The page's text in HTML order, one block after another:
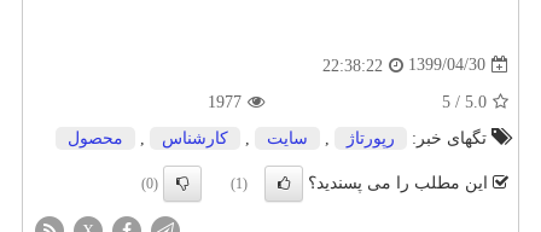
1399/04/30
22:38:22
5.0
/
5
1977
تگهای خبر:
رپورتاژ سایت كارشناس محصول
این مطلب را می پسندید؟ (1)
(0)